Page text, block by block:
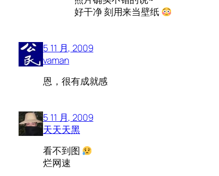
好干净 刻用来当壁纸
5 11 月, 2009
vaman
恩，很有成就感
5 11 月, 2009
天天天黑
看不到图
烂网速